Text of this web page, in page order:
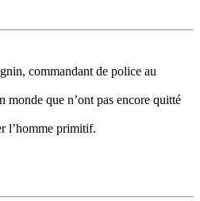
commandant de police au
que n’ont pas encore quitté
l’homme primitif.